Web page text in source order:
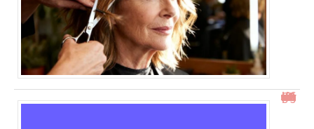
23h23 signification : découvrez son impact et ses messages